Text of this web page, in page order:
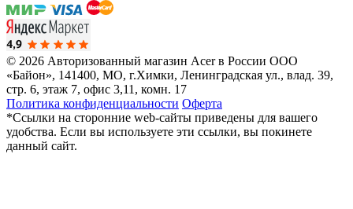
© 2026 Авторизованный магазин Acer в России ООО
«Байон», 141400, МО, г.Химки, Ленинградская ул., влад. 39,
стр. 6, этаж 7, офис 3,11, комн. 17
Политика конфиденциальности Оферта
*Ссылки на сторонние web-сайты приведены для вашего
удобства. Если вы используете эти ссылки, вы покинете
данный сайт.